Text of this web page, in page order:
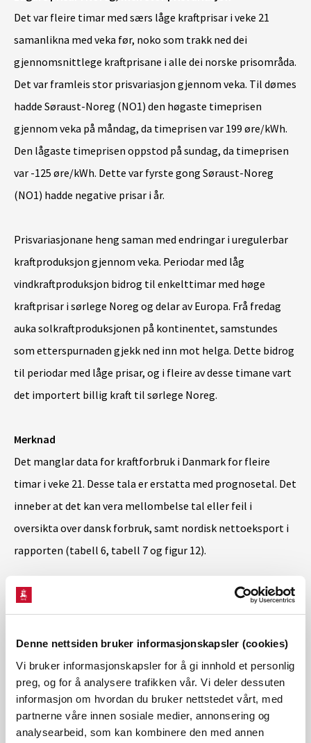
Denne nettsiden bruker informasjonskapsler (cookies)
Vi bruker informasjonskapsler for å gi innhold et personlig
preg, og for å analysere trafikken vår. Vi deler dessuten
informasjon om hvordan du bruker nettstedet vårt, med
partnerne våre innen sosiale medier, annonsering og
analysearbeid, som kan kombinere den med annen
Det var fleire timar med særs låge kraftprisar i veke 21
samanlikna med veka før, noko som trakk ned dei
gjennomsnittlege kraftprisane i alle dei norske prisområda.
Det var framleis stor prisvariasjon gjennom veka. Til dømes
hadde Søraust-Noreg (NO1) den høgaste timeprisen
gjennom veka på måndag, da timeprisen var 199 øre/kWh.
Den lågaste timeprisen oppstod på sundag, da timeprisen
var -125 øre/kWh. Dette var fyrste gong Søraust-Noreg
(NO1) hadde negative prisar i år.
Prisvariasjonane heng saman med endringar i uregulerbar
kraftproduksjon gjennom veka. Periodar med låg
vindkraftproduksjon bidrog til enkelttimar med høge
kraftprisar i sørlege Noreg og delar av Europa. Frå fredag
auka solkraftproduksjonen på kontinentet, samstundes
som etterspurnaden gjekk ned inn mot helga. Dette bidrog
til periodar med låge prisar, og i fleire av desse timane vart
det importert billig kraft til sørlege Noreg.
Merknad
Det manglar data for kraftforbruk i Danmark for fleire
timar i veke 21. Desse tala er erstatta med prognosetal. Det
inneber at det kan vera mellombelse tal eller feil i
oversikta over dansk forbruk, samt nordisk nettoeksport i
rapporten (tabell 6, tabell 7 og figur 12).
Last ned kraftsituasjonsrapporten for veke 21 2026
Vassmagasinstatistikk
Les meir om vassmagasinstatistikk her.
For fleire detaljer, sjå:www.senorge.no/map
Kontaktperson